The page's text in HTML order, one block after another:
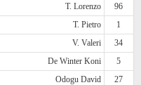
T. Lorenzo
96
T. Pietro
1
V. Valeri
34
De Winter Koni
5
Odogu David
27